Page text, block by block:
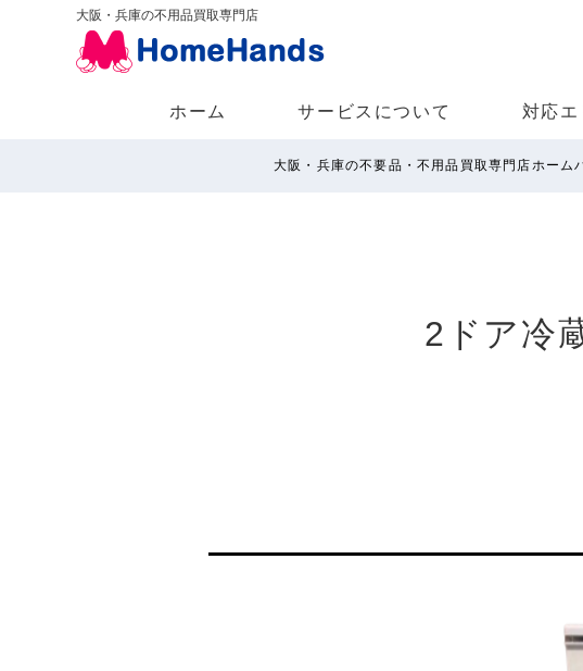
大阪・兵庫の不用品買取専門店
ホーム サービスについて 対応
大阪・兵庫の不要品・不用品買取専門店ホーム
2ドア冷